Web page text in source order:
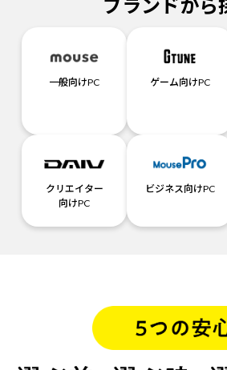
ブランドから
一般向けPC ゲーム向けPC
クリエイター
向けPC
ビジネス向けPC